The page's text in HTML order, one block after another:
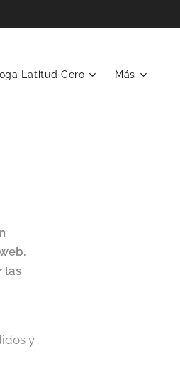
Latitud Cero Más
las
y